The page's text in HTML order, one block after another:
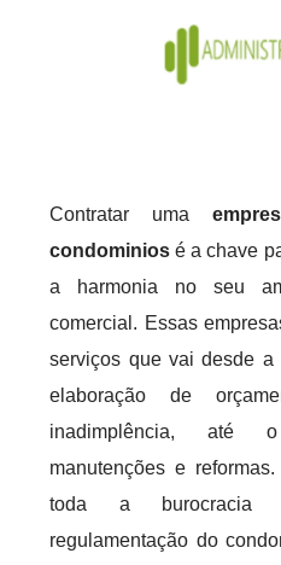
Contratar uma
condominios é a chave
a harmonia no seu
comercial. Essas
serviços que vai desde a
elaboração de
inadimplência, até
manutenções e
toda a burocracia
regulamentação do